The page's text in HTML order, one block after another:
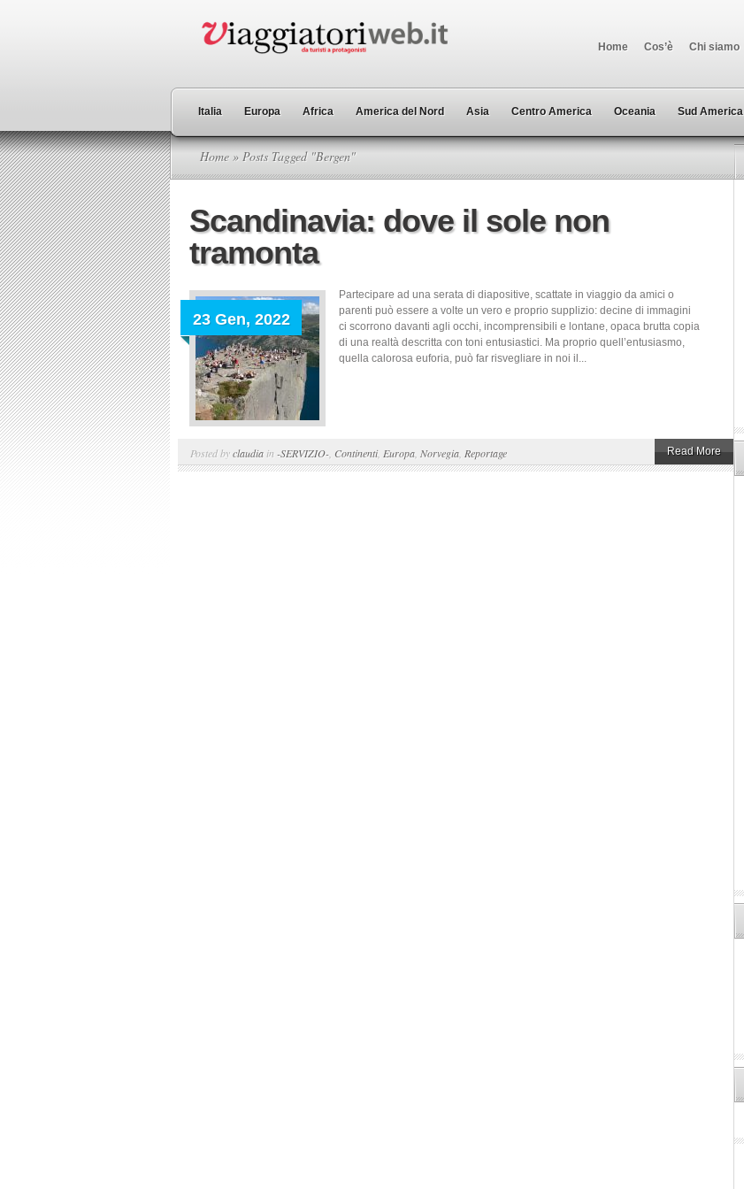
Home Cos’è Chi siamo
Italia Europa Africa America del Nord Asia Centro America Oceania Sud America
Home » Posts Tagged "Bergen"
Scandinavia: dove il sole non
tramonta
23 Gen, 2022
Partecipare ad una serata di diapositive, scattate in viaggio da amici o
parenti può essere a volte un vero e proprio supplizio: decine di immagini
ci scorrono davanti agli occhi, incomprensibili e lontane, opaca brutta copia
di una realtà descritta con toni entusiastici. Ma proprio quell’entusiasmo,
quella calorosa euforia, può far risvegliare in noi il...
Posted byclaudia in -SERVIZIO- Continenti, Europa Norvegia Reportage Read More